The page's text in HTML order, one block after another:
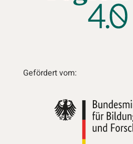
Gefördert vom: